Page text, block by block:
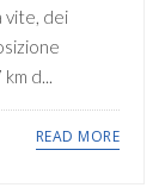
vite, dei
d...
READ MORE